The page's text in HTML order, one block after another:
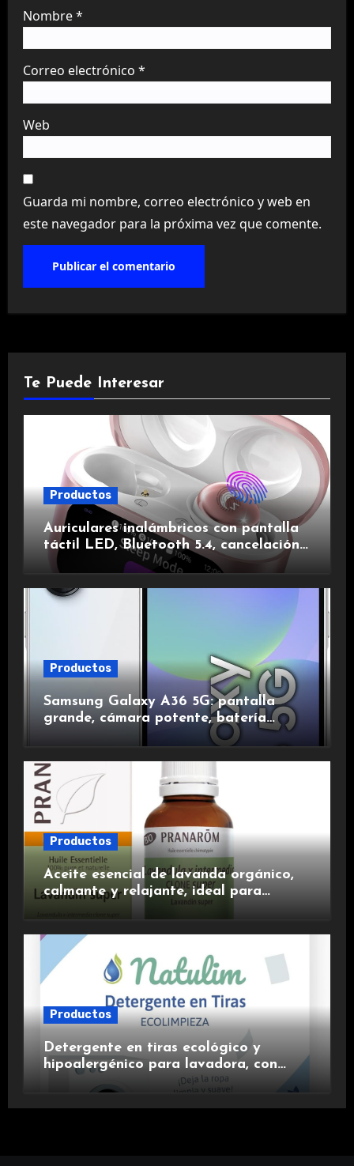
Nombre*
Correo electrónico *
Web
Guarda mi nombre, correo electrónico y web en
este navegador para la próxima vez que comente.
Te Puede Interesar
Productos
Auriculares inalámbricos con pantalla
táctil LED, Bluetooth 5.4, cancelación
de ruido, impermeables y de larga
duración.
Productos
Samsung Galaxy A36 5G: pantalla
grande, cámara potente, batería
duradera y carga rápida para una
experiencia premium.
Productos
Aceite esencial de lavanda orgánico,
calmante y relajante, ideal para
Productos
Detergente en tiras ecológico y
hipoalergénico para lavadora, con
suavizante incluido y fragancia de